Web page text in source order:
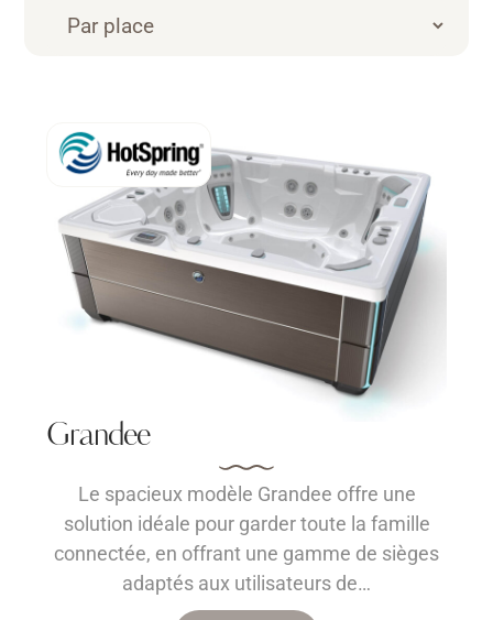
Grandee
Le spacieux modèle Grandee offre une
solution idéale pour garder toute la famille
connectée, en offrant une gamme de sièges
adaptés aux utilisateurs de…